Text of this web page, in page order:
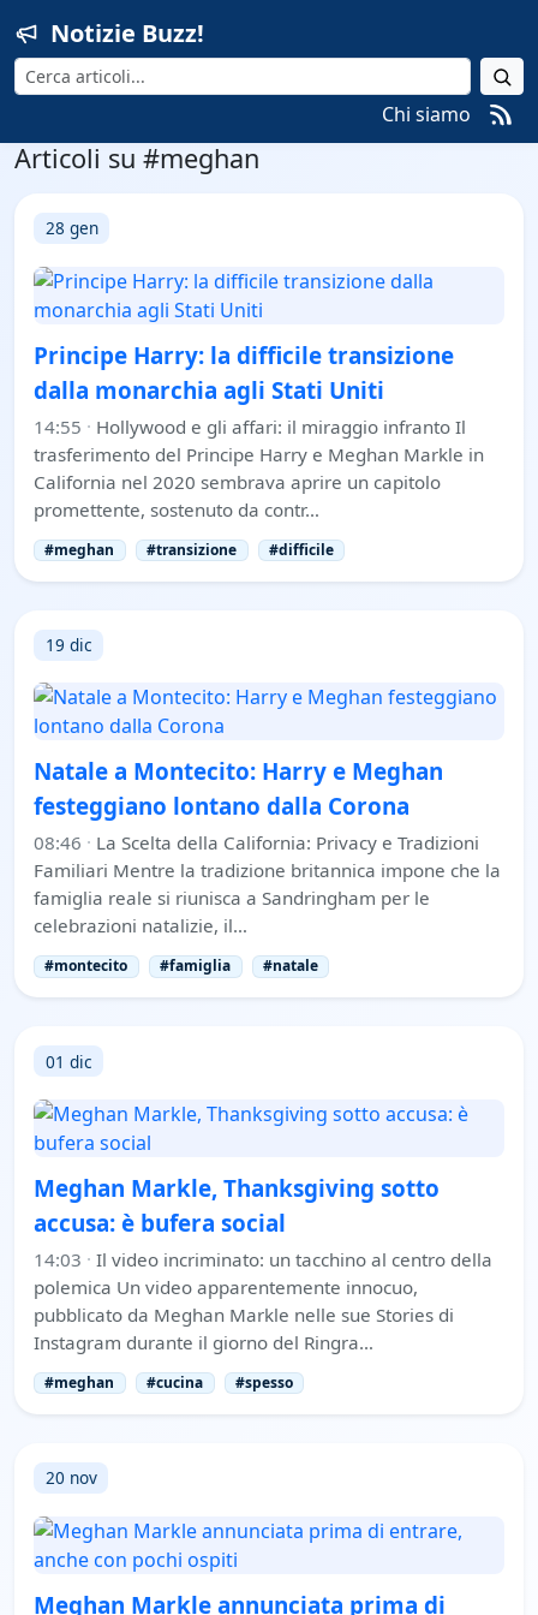
Notizie Buzz!
Cerca
Chi siamo
Articoli su #meghan
28 gen
Principe Harry: la difficile transizione
dalla monarchia agli Stati Uniti
14:55 · Hollywood e gli affari: il miraggio infranto Il
trasferimento del Principe Harry e Meghan Markle in
California nel 2020 sembrava aprire un capitolo
promettente, sostenuto da contr…
#meghan #transizione #difficile
19 dic
Natale a Montecito: Harry e Meghan
festeggiano lontano dalla Corona
08:46 · La Scelta della California: Privacy e Tradizioni
Familiari Mentre la tradizione britannica impone che la
famiglia reale si riunisca a Sandringham per le
celebrazioni natalizie, il…
#montecito #famiglia #natale
01 dic
Meghan Markle, Thanksgiving sotto
accusa: è bufera social
14:03 · Il video incriminato: un tacchino al centro della
polemica Un video apparentemente innocuo,
pubblicato da Meghan Markle nelle sue Stories di
Instagram durante il giorno del Ringra…
#meghan #cucina #spesso
20 nov
Meghan Markle annunciata prima di